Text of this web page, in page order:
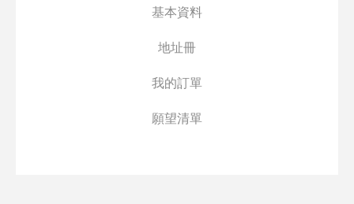
基本資料
地址冊
我的訂單
願望清單